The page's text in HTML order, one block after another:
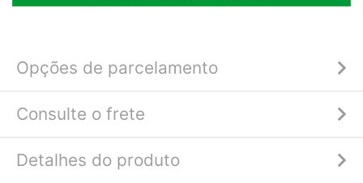
Opções de parcelamento
Consulte o frete
Detalhes do produto